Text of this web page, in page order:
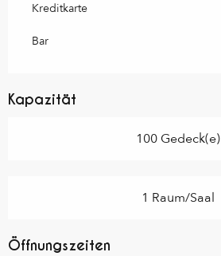
Kreditkarte
Bar
Kapazität
100 Gedeck(e)
1 Raum/Saal
Öffnungszeiten